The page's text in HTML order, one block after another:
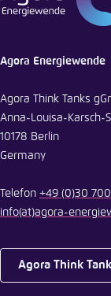
Agora Energiewende
Agora Think Tanks
Anna-Louisa-Karsch-
10178 Berlin
Germany
Telefon +49 (0)30
info(at)agora-
Agora Think